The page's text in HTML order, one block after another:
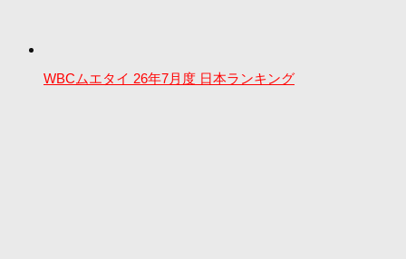
WBCムエタイ 26年7月度 日本ランキング